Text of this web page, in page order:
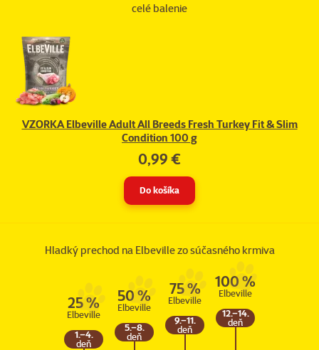
celé balenie
VZORKA Elbeville Adult All Breeds Fresh Turkey Fit & Slim
Condition 100 g
0,99 €
Do košíka
Hladký prechod na Elbeville zo súčasného krmiva
1.–4.
deň
25 %
Elbeville
5.–8.
deň
50 %
Elbeville
9.–11.
deň
75 %
Elbeville
12.–14.
deň
100 %
Elbeville